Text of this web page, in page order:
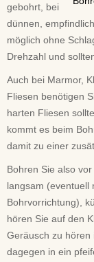
gebohrt, bei
dünnen,
möglich ohne
Drehzahl und
Auch bei Marmor,
Fliesen benötigen
harten Fliesen
kommt es beim
damit zu einer
Bohren Sie also
langsam (eventuell
Bohrvorrichtung),
hören Sie auf den
Geräusch zu hören
dagegen in ein